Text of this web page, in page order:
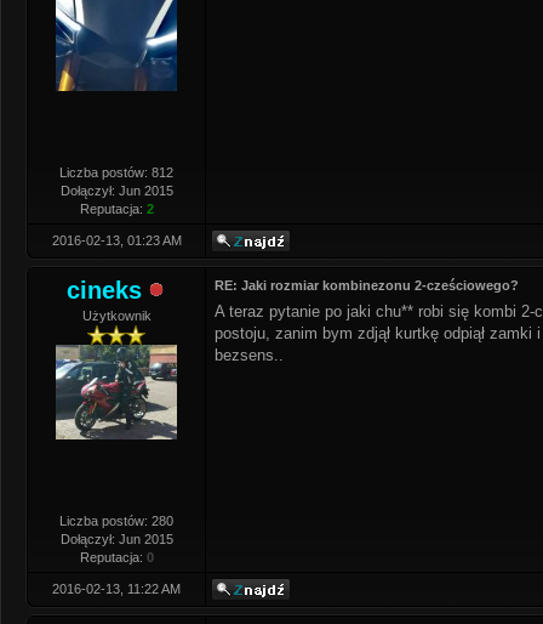
Liczba postów: 812
Dołączył: Jun 2015
Reputacja: 2
2016-02-13, 01:23 AM
cineks
Użytkownik
Liczba postów: 280
Dołączył: Jun 2015
Reputacja: 0
RE: Jaki rozmiar kombinezonu 2-cześciowego?
A teraz pytanie po jaki chu** robi się kombi
postoju, zanim bym zdjął kurtkę odpiął zamki
bezsens..
2016-02-13, 11:22 AM